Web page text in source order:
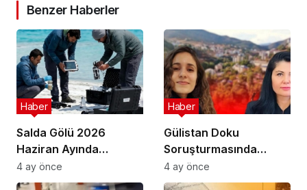
Benzer Haberler
Salda Gölü 2026
Haziran Ayında
Uluslararası
Astrobiyoloji Etkinliğine
Haber
4 ay önce
Gülistan Doku
Soruşturmasında
Cinayet Şüphesiyle 7
İlde Eş Zamanlı
Haber
4 ay önce